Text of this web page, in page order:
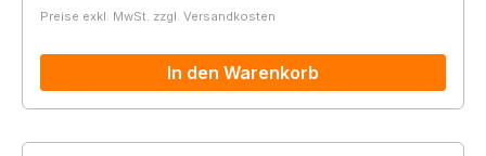
Preise exkl. MwSt. zzgl. Versandkosten
In den Warenkorb